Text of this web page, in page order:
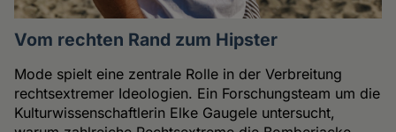
Vom rechten Rand zum Hipster
Mode spielt eine zentrale Rolle in der Verbreitung
rechtsextremer Ideologien. Ein Forschungsteam um die
Kulturwissenschaftlerin Elke Gaugele untersucht,